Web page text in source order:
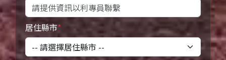
居住縣市*